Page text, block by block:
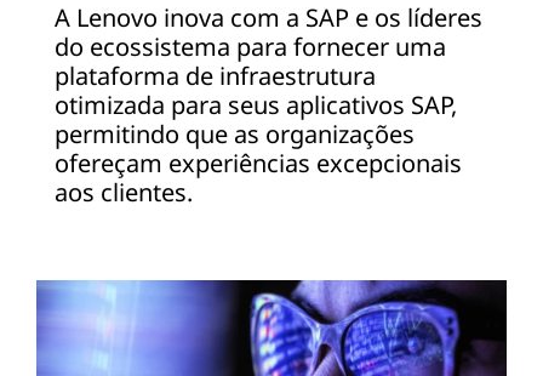
A Lenovo inova com a SAP e os líderes
do ecossistema para fornecer uma
plataforma de infraestrutura
otimizada para seus aplicativos SAP,
permitindo que as organizações
ofereçam experiências excepcionais
aos clientes.